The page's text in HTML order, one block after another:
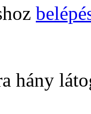
hány